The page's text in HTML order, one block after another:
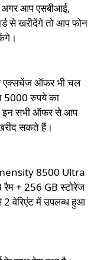
आप एसबीआई,
से खरीदेंगे तो आप फोन
एक्सचेंज ऑफर भी चल
5000 रुपये का
इन सभी ऑफर से आप
सकते हैं।
8500 Ultra
रैम + 256 GB स्टोरेज
वेरिएंट में उपलब्ध हुआ